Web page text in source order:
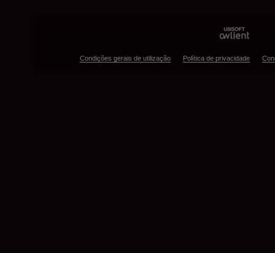
Condições gerais de utilização Política de privacidade